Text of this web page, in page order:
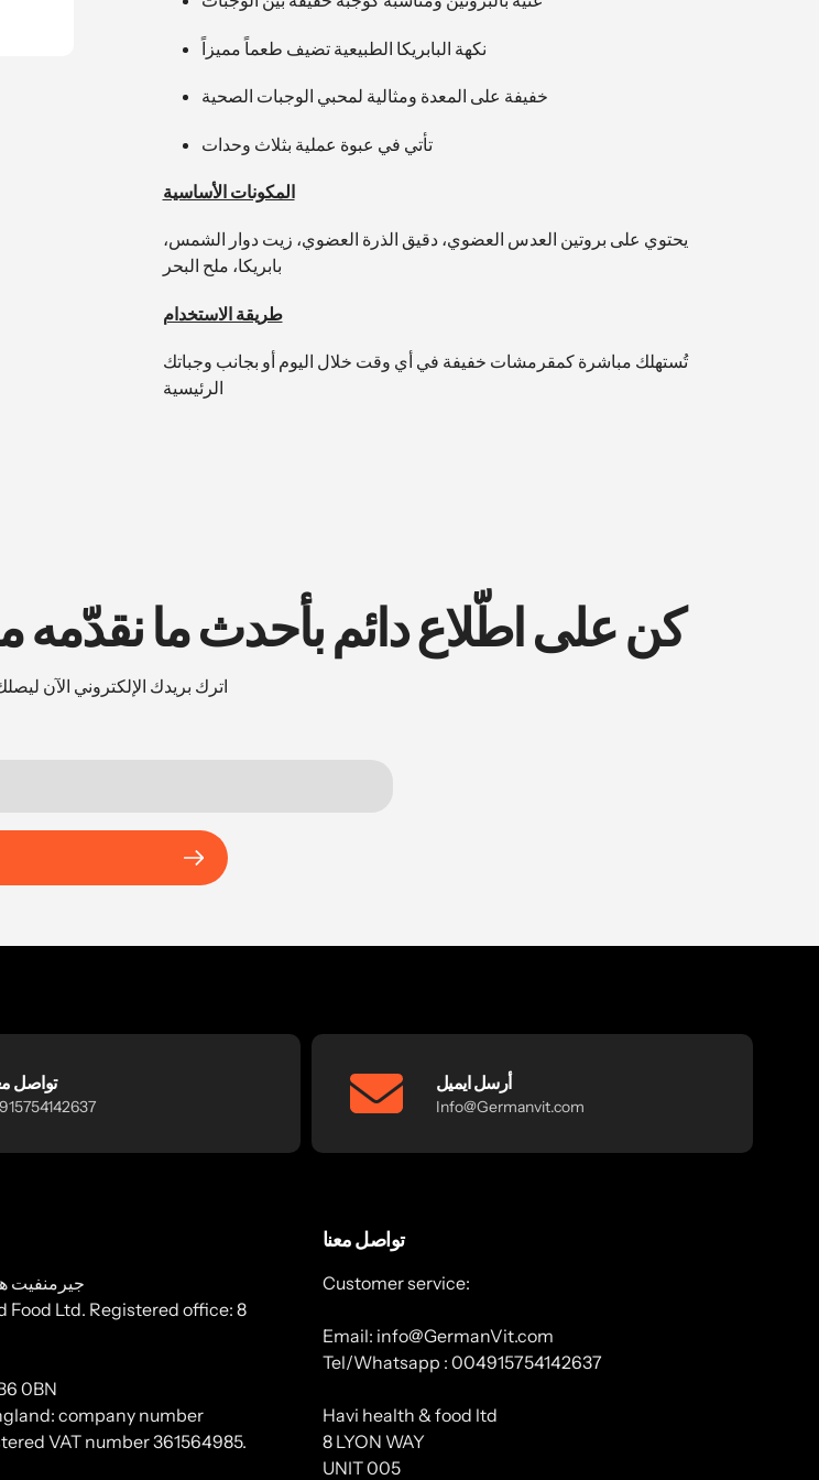
نكهة البابريكا الطبيعية تضيف طعماً مميزاً
خفيفة على المعدة ومثالية لمحبي الوجبات الصحية
تأتي في عبوة عملية بثلاث وحدات
المكونات الأساسية
يحتوي على بروتين العدس العضوي، دقيق الذرة العضوي، زيت دوار الشمس،
بابريكا، ملح البحر
طريقة الاستخدام
تُستهلك مباشرة كمقرمشات خفيفة في أي وقت خلال اليوم أو بجانب وجباتك
الرئيسية
كن على اطّلاع دائم بأحدث ما
اترك بريدك الإلكتروني الآن
تواصل أرسل ايميل
Info@Germanvit.com
جيرمنفيت
Food Ltd. Registered office: 8
0BN
company number
VAT number 361564985.
تواصل معنا
Customer service:
Email: info@GermanVit.com
Tel/Whatsapp : 004915754142637
Havi health & food ltd
8 LYON WAY
UNIT 005